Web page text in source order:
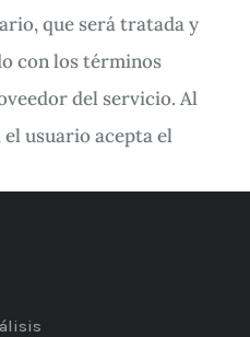
que será tratada y
con los términos
del servicio. Al
usuario acepta el